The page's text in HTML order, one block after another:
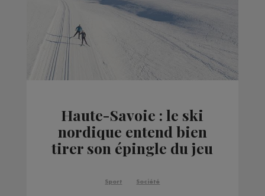
Haute-Savoie : le ski
nordique entend bien
tirer son épingle du jeu
Sport Société